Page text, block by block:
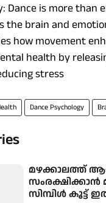
Dance is more
the brain and
how movement
health by
stress
Dance Psychology
മഴക്കാലത്ത്
സംരക്ഷിക്കാൻ
സിമ്പിൾ കൂട്ട്